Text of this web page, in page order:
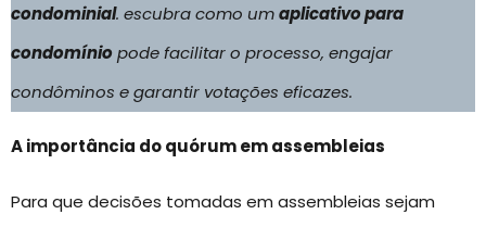
condominial. escubra como umaplicativo para
condomíniopode facilitar o processo, engajar
condôminos e garantir votações eficazes.
A importância do quórum em assembleias
Para que decisões tomadas em assembleias sejam